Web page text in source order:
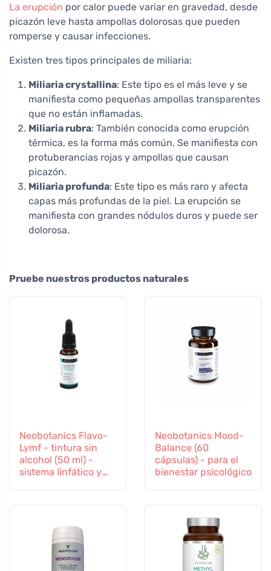
La erupción por calor puede variar en gravedad, desde
picazón leve hasta ampollas dolorosas que pueden
romperse y causar infecciones.
Existen tres tipos principales de miliaria:
Miliaria crystallina: Este tipo es el más leve y se
manifiesta como pequeñas ampollas transparentes
que no están inflamadas.
Miliaria rubra: También conocida como erupción
térmica, es la forma más común. Se manifiesta con
protuberancias rojas y ampollas que causan
picazón.
Miliaria profunda: Este tipo es más raro y afecta
capas más profundas de la piel. La erupción se
manifiesta con grandes nódulos duros y puede ser
dolorosa.
Pruebe nuestros productos naturales
Neobotanics Flavo-
Lymf - tintura sin
alcohol (50 ml) -
sistema linfático y
Neobotanics Mood-
Balance (60
cápsulas) - para el
bienestar psicológico